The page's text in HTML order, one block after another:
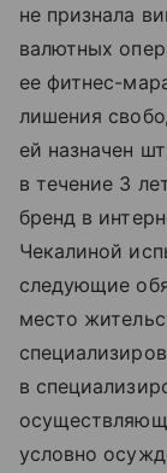
не признала
валютных
ее фитнес-
лишения
ей назначен
в течение 3
бренд в
Чекалиной
следующие
место
в
условно